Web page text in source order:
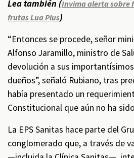
Lea también (Invima alerta sobre
frutas Lua Plus)
“Entonces se procede, señor
Alfonso Jaramillo, ministro de
devolución a sus
dueños”, señaló Rubiano, tras
había presentado un
Constitucional que aún no ha
La EPS Sanitas hace parte del
conglomerado que, a través de